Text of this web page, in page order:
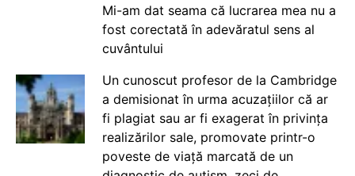
Mi-am dat seama că lucrarea mea nu a
fost corectată în adevăratul sens al
cuvântului
Un cunoscut profesor de la Cambridge
a demisionat în urma acuzațiilor că ar
fi plagiat sau ar fi exagerat în privința
realizărilor sale, promovate printr-o
poveste de viață marcată de un